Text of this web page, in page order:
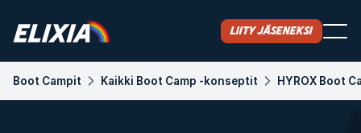
Liity jäseneksi
Boot Campit Kaikki Boot Camp -konseptit HYROX Boot